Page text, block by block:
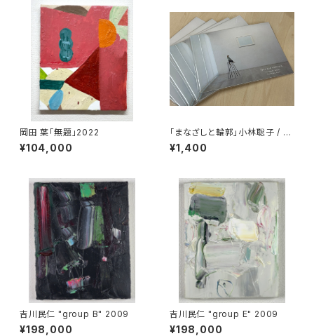
岡田 葉「無題」2022
¥104,000
「まなざしと輪郭」小林聡子 / 吉
川かおり
¥1,400
吉川民仁 "group B" 2009
¥198,000
吉川民仁 "group E" 2009
¥198,000